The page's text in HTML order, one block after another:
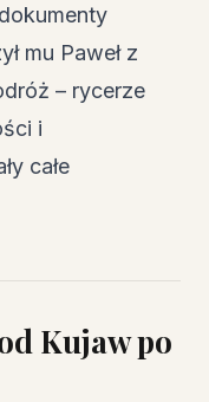
mu Paweł z
– rycerze
i
całe
Kujaw po